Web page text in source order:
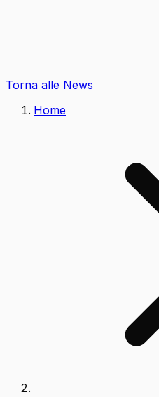
Torna alle News
Home